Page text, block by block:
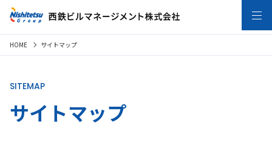
HOME サイトマップ
サイトマップ
SITEMAP